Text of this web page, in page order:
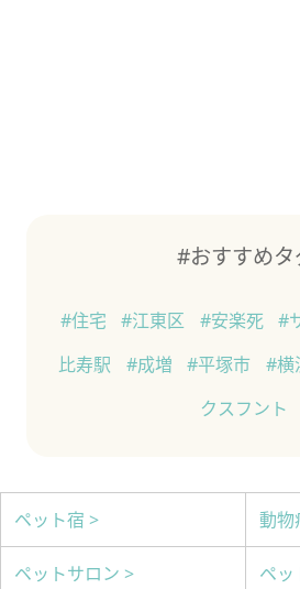
#おすすめタ
#住宅 #江東区 #安楽死 #
比寿駅
#成増 #平塚市 #横
クスフント
ペット宿 > 動物
ペットサロン > ペッ